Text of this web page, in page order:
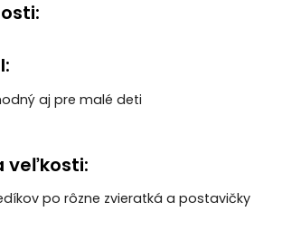
aj pre malé deti
veľkosti:
po rôzne zvieratká a postavičky